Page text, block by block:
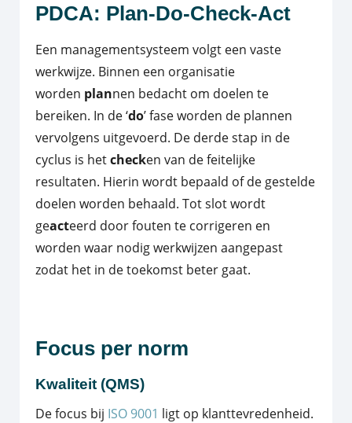
PDCA: Plan-Do-Check-Act
Een managementsysteem volgt een vaste
werkwijze. Binnen een organisatie
worden plannen bedacht om doelen te
bereiken. In de ‘do’ fase worden de plannen
vervolgens uitgevoerd. De derde stap in de
cyclus is hetchecken van de feitelijke
resultaten. Hierin wordt bepaald of de gestelde
doelen worden behaald. Tot slot wordt
geacteerd door fouten te corrigeren en
worden waar nodig werkwijzen aangepast
zodat het in de toekomst beter gaat.
Focus per norm
Kwaliteit (QMS)
De focus bij ISO 9001 ligt op klanttevredenheid.